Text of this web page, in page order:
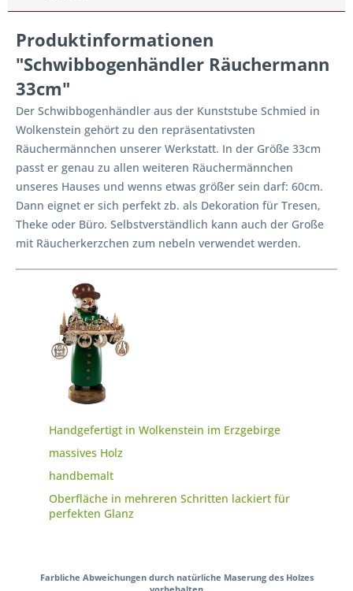
Produktinformationen
"Schwibbogenhändler Räuchermann
33cm"
Der Schwibbogenhändler aus der Kunststube Schmied in
Wolkenstein gehört zu den repräsentativsten
Räuchermännchen unserer Werkstatt. In der Größe 33cm
passt er genau zu allen weiteren Räuchermännchen
unseres Hauses und wenns etwas größer sein darf: 60cm.
Dann eignet er sich perfekt zb. als Dekoration für Tresen,
Theke oder Büro. Selbstverständlich kann auch der Große
mit Räucherkerzchen zum nebeln verwendet werden.
Handgefertigt in Wolkenstein im Erzgebirge
massives Holz
handbemalt
Oberfläche in mehreren Schritten lackiert für
perfekten Glanz
Farbliche Abweichungen durch natürliche Maserung des Holzes